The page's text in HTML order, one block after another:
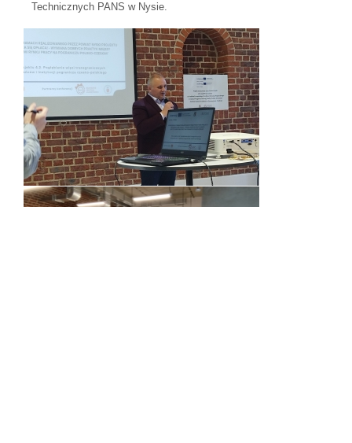
Technicznych PANS w Nysie.